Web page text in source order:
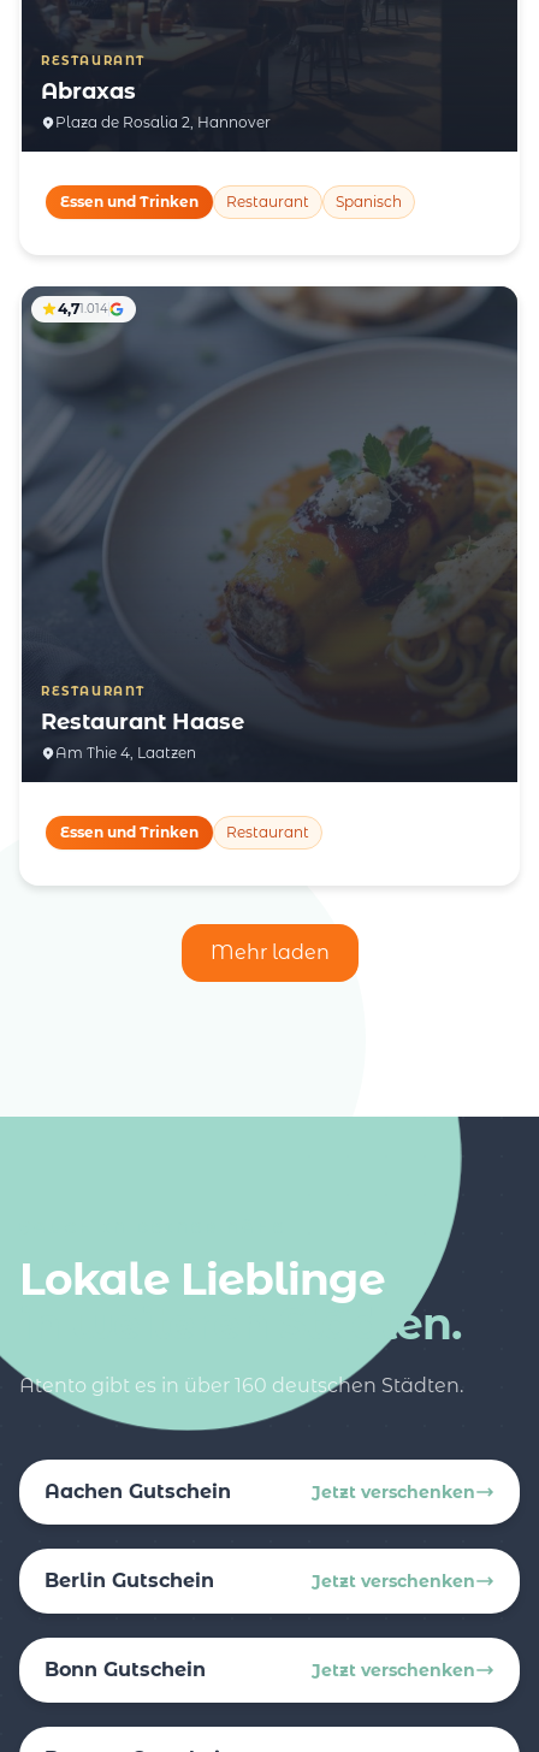
RESTAURANT
Abraxas
Plaza de Rosalia 2, Hannover
Essen und Trinken Restaurant Spanisch
RESTAURANT
Restaurant Haase
Am Thie 4, Laatzen
4,71.014
Essen und Trinken Restaurant
Mehr laden
Lokale Lieblinge
in weiteren Städten.
Atento gibt es in über 160 deutschen Städten.
Aachen Gutschein Jetzt verschenken
Berlin Gutschein Jetzt verschenken
Bonn Gutschein Jetzt verschenken